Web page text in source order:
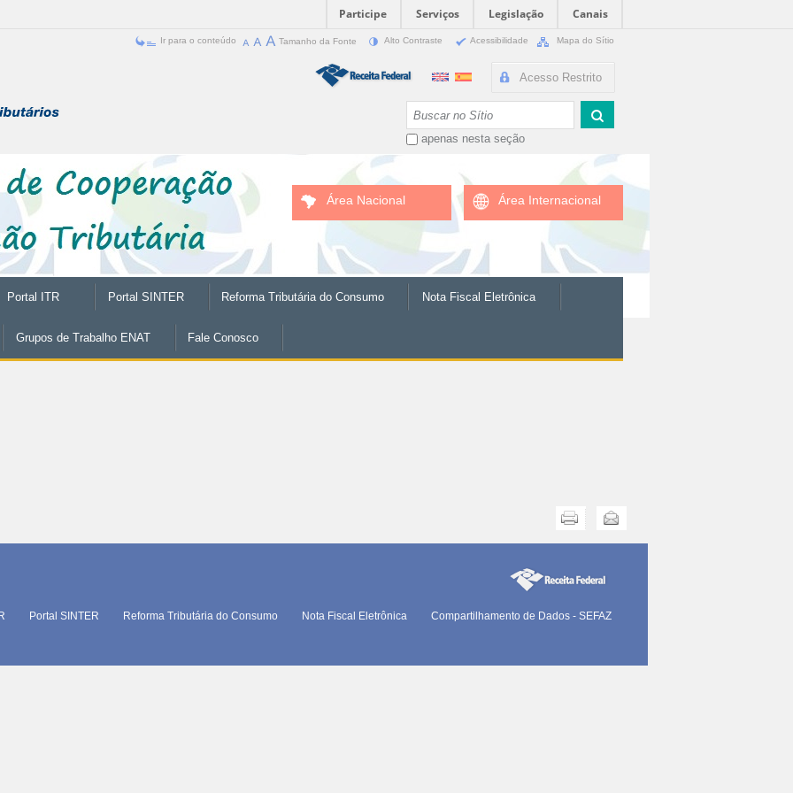
Participe Serviços Legislação
Canais
Ir para o conteúdo Tamanho da Fonte Alto Contraste Acessibilidade Mapa do Sítio
Acesso Restrito
apenas nesta seção
Área Nacional Área Internacional
Portal ITR Portal SINTER Reforma Tributária do Consumo Nota Fiscal Eletrônica
Grupos de Trabalho ENAT Fale Conosco
Enviar
Portal SINTER Reforma Tributária do Consumo Nota Fiscal Eletrônica
Compartilhamento de Dados - SEFAZ